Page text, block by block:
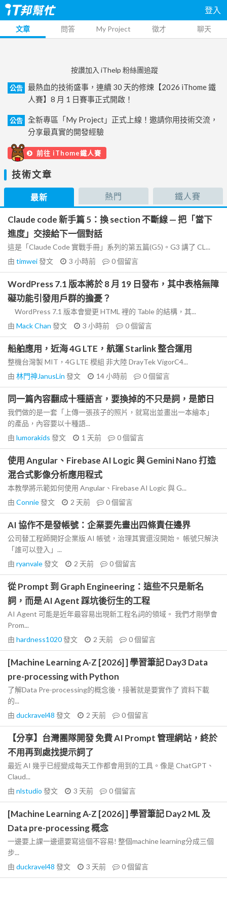
登入
文章 問答 My Project 徵才 聊天
按讚加入 iThelp 粉絲團追蹤
公告
最熱血的技術盛事，連續 30 天的修煉【2026 iThome 鐵
人賽】8 月 1 日賽事正式開啟！
公告
全新專區「My Project」正式上線！邀請你用技術交流，
分享最真實的開發經驗
前往 iThome鐵人賽
技術文章
最新 熱門 鐵人賽
Claude code 新手篇 5：換 section 不斷線 — 把「當下
進度」交接給下一個對話
這是「Claude Code 實戰手冊」系列的第五篇(G5)。G3 講了 CL...
由 timwei發文 3 小時前 0個留言
WordPress 7.1 版本將於 8 月 19 日發布，其中表格無障
礙功能引發用戶群的擔憂？
WordPress 7.1 版本會變更 HTML 裡的 Table 的結構，其...
由 Mack Chan 發文 3 小時前 0個留言
船舶應用，近海 4G LTE，航運 Starlink 整合運用
整機台灣製 MIT，4G LTE 模組 非大陸 DrayTek VigorC4...
由 林門神JanusLin 發文 14 小時前 0個留言
同一篇內容翻成十種語言，要換掉的不只是詞，是節日
我們做的是一套「上傳一張孩子的照片，就寫出並畫出一本繪本」
的產品，內容要以十種語...
由 lumorakids 發文 1 天前 0個留言
使用 Angular、Firebase AI Logic 與 Gemini Nano 打造
混合式影像分析應用程式
本教學將示範如何使用 Angular、Firebase AI Logic 與 G...
由 Connie發文 2 天前 0個留言
AI 協作不是發帳號：企業要先畫出四條責任邊界
公司替工程師開好企業版 AI 帳號，治理其實還沒開始。 帳號只解決
「誰可以登入」...
由 ryanvale發文 2 天前 0個留言
從 Prompt 到 Graph Engineering：這些不只是新名
詞，而是 AI Agent 踩坑後衍生的工程
AI Agent 可能是近年最容易出現新工程名詞的領域。 我們才剛學會
Prom...
由 hardness1020發文 2 天前 0個留言
[Machine Learning A-Z [2026] ] 學習筆記 Day3 Data
pre-processing with Python
了解Data Pre-processing的概念後，接著就是要實作了 資料下載
的...
由 duckravel48 發文 2 天前 0個留言
【分享】台灣團隊開發 免費 AI Prompt 管理網站，終於
不用再到處找提示詞了
最近 AI 幾乎已經變成每天工作都會用到的工具。像是 ChatGPT、
Claud...
由 nlstudio 發文 3 天前 0個留言
[Machine Learning A-Z [2026] ] 學習筆記 Day2 ML 及
Data pre-processing 概念
一邊要上課一邊還要寫這個不容易! 整個machine learning分成三個
步...
由 duckravel48 發文 3 天前 0個留言